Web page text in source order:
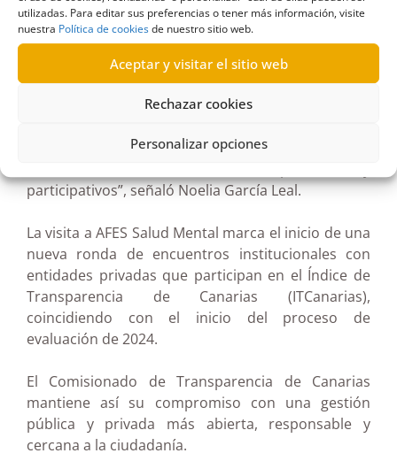
utilizadas. Para editar sus preferencias o tener más información, visite
nuestra Política de cookiesde nuestro sitio web.
Aceptar y visitar el sitio web
Rechazar cookies
Personalizar opciones
clave para fortalecer la confianza ciudadana y
mejorar la gestión de las entidades.
“Queremos estar cerca de las entidades, escuchar
sus necesidades y acompañarlas en la mejora
directo es fundamental para que los procesos de
participativos”, señaló Noelia García Leal.
La visita a AFES Salud Mental marca el inicio de una
nueva ronda de encuentros institucionales con
entidades privadas que participan en el Índice de
Transparencia de Canarias (ITCanarias),
coincidiendo con el inicio del proceso de
evaluación de 2024.
El Comisionado de Transparencia de Canarias
mantiene así su compromiso con una gestión
pública y privada más abierta, responsable y
cercana a la ciudadanía.